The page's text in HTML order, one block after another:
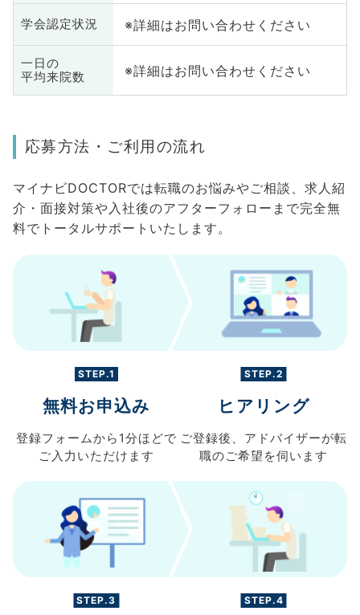
学会認定状況 ※詳細はお問い合わせください
一日の
平均来院数
※詳細はお問い合わせください
応募方法・ご利用の流れ
マイナビDOCTORでは転職のお悩みやご相談、求人紹
介・面接対策や入社後のアフターフォローまで完全無
料でトータルサポートいたします。
STEP.1
無料お申込み
登録フォームから 1分ほどで
ご入力 いただけます
STEP.2
ヒアリング
ご登録後、 アドバイザーが転
職のご希望を伺います
STEP.3 STEP.4